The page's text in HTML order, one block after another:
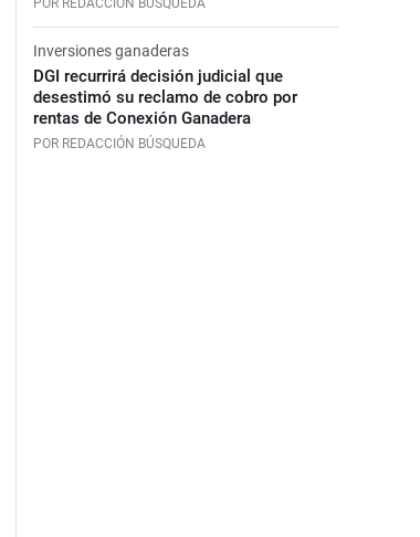
Inversiones ganaderas
DGI recurrirá decisión judicial que
desestimó su reclamo de cobro por
rentas de Conexión Ganadera
POR REDACCIÓN BÚSQUEDA